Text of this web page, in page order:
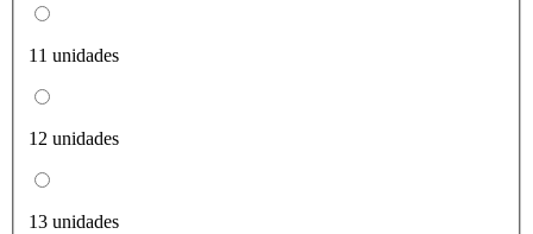
11 unidades
12 unidades
13 unidades